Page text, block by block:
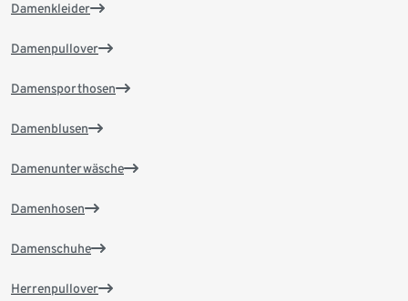
Damenkleider
Damenpullover
Damensporthosen
Damenblusen
Damenunterwäsche
Damenhosen
Damenschuhe
Herrenpullover